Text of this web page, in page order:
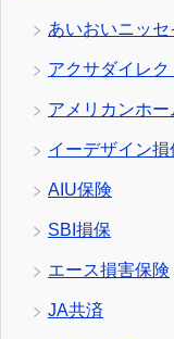
あいおいニッ
アクサダイレク
アメリカンホー
イーデザイン損
AIU保険
SBI損保
エース損害保険
JA共済